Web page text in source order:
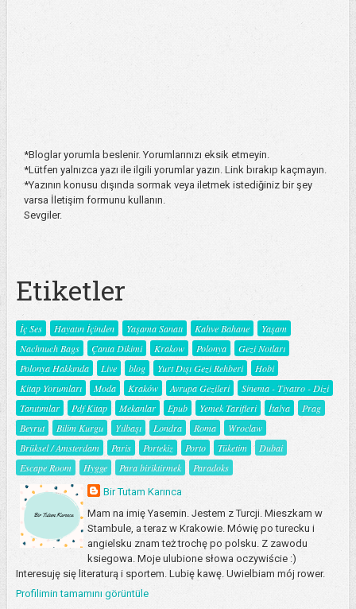
*Bloglar yorumla beslenir. Yorumlarınızı eksik etmeyin.
*Lütfen yalnızca yazı ile ilgili yorumlar yazın. Link bırakıp kaçmayın.
*Yazının konusu dışında sormak veya iletmek istediğiniz bir şey
varsa İletişim formunu kullanın.
Sevgiler.
Etiketler
İç Ses Hayatın İçinden Yaşama Sanatı Kahve Bahane
Yaşam
Nachnuch Bags
Çanta Dikimi Krakow Polonya
Gezi Notları
Polonya Hakkında
Live blog Yurt Dışı Gezi Rehberi
Hobi
Kitap Yorumları
Moda Kraków Avrupa Gezileri
Sinema - Tiyatro - Dizi
Tanıtımlar
Pdf Kitap Mekanlar Epub Yemek Tarifleri İtalya
Prag
Beyrut
Bilim Kurgu Yılbaşı Londra Roma
Wroclaw
Brüksel / Amsterdam
Paris Portekiz Porto Tüketim
Dubai
Escape Room
Hygge Para biriktirmek Paradoks
Bir Tutam Karınca
Mam na imię Yasemin. Jestem z Turcji. Mieszkam w
Stambule, a teraz w Krakowie. Mówię po turecku i
angielsku znam też trochę po polsku. Z zawodu
ksiegowa. Moje ulubione słowa oczywiście :)
Interesuję się literaturą i sportem. Lubię kawę. Uwielbiam mój rower.
Profilimin tamamını görüntüle